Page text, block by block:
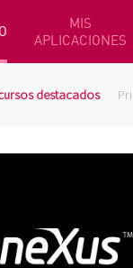
MIS
APLICACIONES
destacados